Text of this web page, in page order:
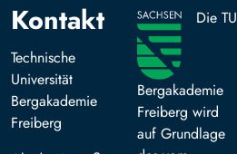
Kontakt
Technische
Universität
Bergakademie
Freiberg
Die TU
Bergakademie
Freiberg wird
auf Grundlage